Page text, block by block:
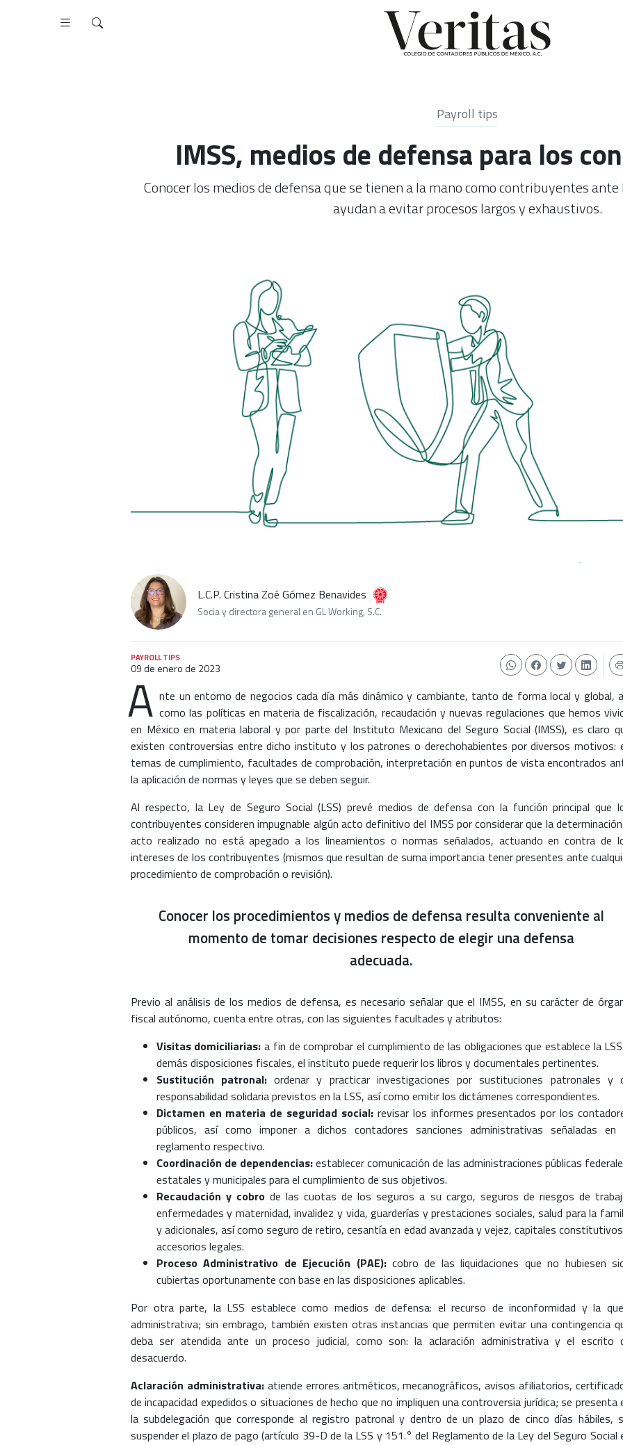
Payroll tips
IMSS, medios de defensa para los
Conocer los medios de defensa que se tienen a la mano como contribuyentes
ayudan a evitar procesos largos y exhaustivos.
L.C.P. Cristina Zoé Gómez Benavides
Socia y directora general en GL Working, S.C.
PAYROLL TIPS
09 de enero de 2023
A nte un entorno de negocios cada día más dinámico y cambiante, tanto de forma local y global,
como las políticas en materia de fiscalización, recaudación y nuevas regulaciones que hemos
en México en materia laboral y por parte del Instituto Mexicano del Seguro Social (IMSS), es claro
existen controversias entre dicho instituto y los patrones o derechohabientes por diversos motivos:
temas de cumplimiento, facultades de comprobación, interpretación en puntos de vista encontrados
la aplicación de normas y leyes que se deben seguir.
Al respecto, la Ley de Seguro Social (LSS) prevé medios de defensa con la función principal que
contribuyentes consideren impugnable algún acto definitivo del IMSS por considerar que la
acto realizado no está apegado a los lineamientos o normas señalados, actuando en contra de
intereses de los contribuyentes (mismos que resultan de suma importancia tener presentes ante
procedimiento de comprobación o revisión).
Conocer los procedimientos y medios de defensa resulta conveniente al
momento de tomar decisiones respecto de elegir una defensa
adecuada.
Previo al análisis de los medios de defensa, es necesario señalar que el IMSS, en su carácter de
fiscal autónomo, cuenta entre otras, con las siguientes facultades y atributos:
Visitas domiciliarias: a fin de comprobar el cumplimiento de las obligaciones que establece la
demás disposiciones fiscales, el instituto puede requerir los libros y documentales pertinentes.
Sustitución patronal: ordenar y practicar investigaciones por sustituciones patronales y
responsabilidad solidaria previstos en la LSS, así como emitir los dictámenes correspondientes.
Dictamen en materia de seguridad social: revisar los informes presentados por los
públicos, así como imponer a dichos contadores sanciones administrativas señaladas en
reglamento respectivo.
Coordinación de dependencias:establecer comunicación de las administraciones públicas
estatales y municipales para el cumplimiento de sus objetivos.
Recaudación y cobrode las cuotas de los seguros a su cargo, seguros de riesgos de
enfermedades y maternidad, invalidez y vida, guarderías y prestaciones sociales, salud para la
y adicionales, así como seguro de retiro, cesantía en edad avanzada y vejez, capitales
accesorios legales.
Proceso Administrativo de Ejecución (PAE):cobro de las liquidaciones que no hubiesen
cubiertas oportunamente con base en las disposiciones aplicables.
Por otra parte, la LSS establece como medios de defensa: el recurso de inconformidad y la
administrativa; sin embrago, también existen otras instancias que permiten evitar una contingencia
deba ser atendida ante un proceso judicial, como son: la aclaración administrativa y el escrito
desacuerdo.
Aclaración administrativa:atiende errores aritméticos, mecanográficos, avisos afiliatorios,
de incapacidad expedidos o situaciones de hecho que no impliquen una controversia jurídica; se presenta
la subdelegación que corresponde al registro patronal y dentro de un plazo de cinco días hábiles,
suspender el plazo de pago (artículo 39-D de la LSS y 151.° del Reglamento de la Ley del Seguro Social